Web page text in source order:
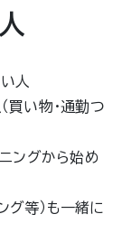
人
買い物・通勤つ
ングから始め
グ等）も一緒に